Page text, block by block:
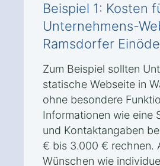
Beispiel 1: Kosten
Unternehmens-
Ramsdorfer
Zum Beispiel sollten
statische Webseite in
ohne besondere
Informationen wie eine
und Kontaktangaben
€ bis 3.000 € rechnen.
Wünschen wie